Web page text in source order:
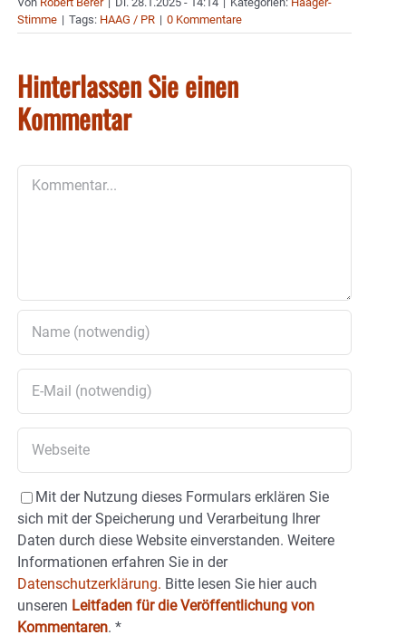
Stimme | Tags: HAAG / PR | 0 Kommentare
Hinterlassen Sie einen
Kommentar
Mit der Nutzung dieses Formulars erklären Sie
sich mit der Speicherung und Verarbeitung Ihrer
Daten durch diese Website einverstanden. Weitere
Informationen erfahren Sie in der
Datenschutzerklärung. Bitte lesen Sie hier auch
unseren Leitfaden für die Veröffentlichung von
Kommentaren. *